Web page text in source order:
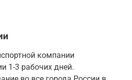
компании
1-3 рабочих дней.